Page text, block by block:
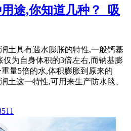
途,你知道几种？_吸
土具有遇水膨胀的特性,一般钙基
仅为自身体积的3倍左右,而钠基膨
量5倍的水,体积膨胀到原来的
土这一特性,可用来生产防水毯、